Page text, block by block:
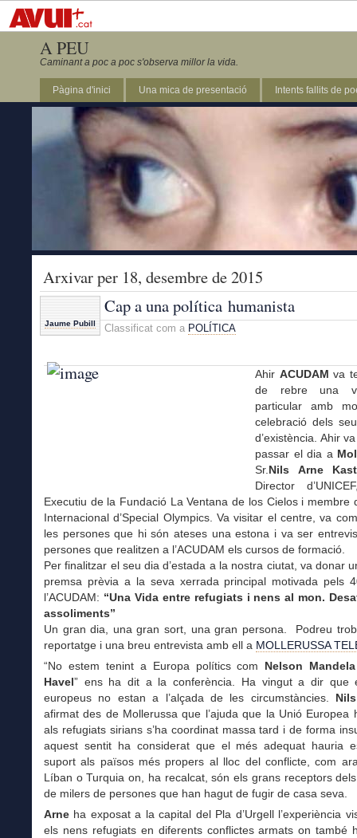
A PEU
Caminant a poc a poc s'observa millor la vida.
Pàgina d'inici Una mica de presentació Intents fallits de
Arxivar per 18, desembre de 2015
Jaume Pubill
Cap a una política humanista
Classificat com a POLÍTICA
Ahir ACUDAM va
de rebre una
particular amb
celebració dels
d’existència. Ahir
passar el dia a
Sr. Nils Arne
Director
Executiu de la Fundació La Ventana de los Cielos i membre
Internacional d’Special Olympics. Va visitar el centre, va
les persones que hi són ateses una estona i va ser
persones que realitzen a l’ACUDAM els cursos de formació.
Per finalitzar el seu dia d’estada a la nostra ciutat, va donar
premsa prèvia a la seva xerrada principal motivada pels
l’ACUDAM: “Una Vida entre refugiats i nens al mon.
assoliments”
Un gran dia, una gran sort, una gran persona. Podreu
reportatge i una breu entrevista amb ell a MOLLERUSSA
“No estem tenint a Europa polítics com Nelson Mandela
Havel” ens ha dit a la conferència. Ha vingut a dir que
europeus no estan a l’alçada de les circumstàncies.
afirmat des de Mollerussa que l’ajuda que la Unió Europea
als refugiats sirians s’ha coordinat massa tard i de forma
aquest sentit ha considerat que el més adequat hauria
suport als països més propers al lloc del conflicte, com
Líban o Turquia on, ha recalcat, són els grans receptors
de milers de persones que han hagut de fugir de casa seva.
Arne ha exposat a la capital del Pla d’Urgell l’experiència
els nens refugiats en diferents conflictes armats on també